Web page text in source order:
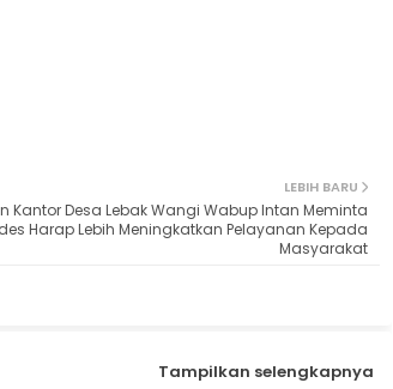
LEBIH BARU
Kantor Desa Lebak Wangi Wabup Intan Meminta
Harap Lebih Meningkatkan Pelayanan Kepada
Masyarakat
Tampilkan selengkapnya